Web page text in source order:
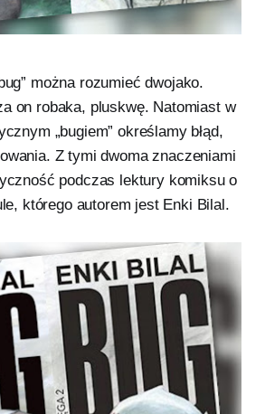
można rozumieć dwojako.
on robaka, pluskwę. Natomiast w
„bugiem” określamy błąd,
Z tymi dwoma znaczeniami
podczas lektury komiksu o
którego autorem jest Enki Bilal.